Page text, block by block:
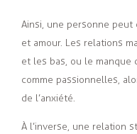
Ainsi, une personne
et amour. Les relations
et les bas, ou le
comme passionnelles,
de l’anxiété.
À l’inverse, une relation